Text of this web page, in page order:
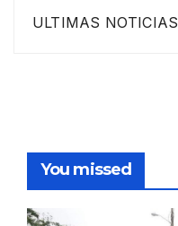
ULTIMAS NOTICIAS
You missed